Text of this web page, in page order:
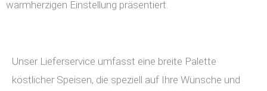
warmherzigen Einstellung präsentiert.
Unser Lieferservice umfasst eine breite Palette
köstlicher Speisen, die speziell auf Ihre Wünsche und